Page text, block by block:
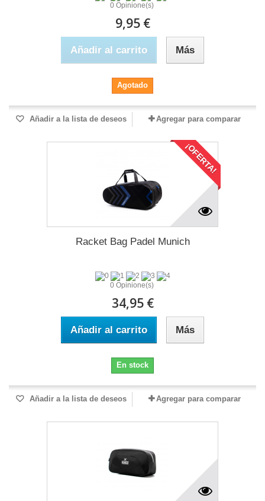
0 Opinione(s)
9,95 €
Añadir al carrito Más
Agotado
Añadir a la lista de deseos Agregar para comparar
¡OFERTA!
Racket Bag Padel Munich
0 Opinione(s)
34,95 €
Añadir al carrito Más
En stock
Añadir a la lista de deseos Agregar para comparar